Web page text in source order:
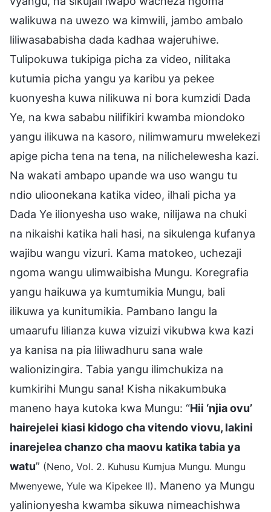
walikuwa na uwezo wa kimwili, jambo ambalo
liliwasababisha dada kadhaa wajeruhiwe.
Tulipokuwa tukipiga picha za video, nilitaka
kutumia picha yangu ya karibu ya pekee
kuonyesha kuwa nilikuwa ni bora kumzidi Dada
Ye, na kwa sababu nilifikiri kwamba miondoko
yangu ilikuwa na kasoro, nilimwamuru mwelekezi
apige picha tena na tena, na nilichelewesha kazi.
Na wakati ambapo upande wa uso wangu tu
ndio ulioonekana katika video, ilhali picha ya
Dada Ye ilionyesha uso wake, nilijawa na chuki
na nikaishi katika hali hasi, na sikulenga kufanya
wajibu wangu vizuri. Kama matokeo, uchezaji
ngoma wangu ulimwaibisha Mungu. Koregrafia
yangu haikuwa ya kumtumikia Mungu, bali
ilikuwa ya kunitumikia. Pambano langu la
umaarufu lilianza kuwa vizuizi vikubwa kwa kazi
ya kanisa na pia liliwadhuru sana wale
walionizingira. Tabia yangu ilimchukiza na
kumkirihi Mungu sana! Kisha nikakumbuka
maneno haya kutoka kwa Mungu: “Hii ‘njia ovu’
hairejelei kiasi kidogo cha vitendo viovu, lakini
inarejelea chanzo cha maovu katika tabia ya
watu” (Neno, Vol. 2. Kuhusu Kumjua Mungu. Mungu
Mwenyewe, Yule wa Kipekee II). Maneno ya Mungu
yalinionyesha kwamba sikuwa nimeachishwa